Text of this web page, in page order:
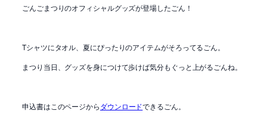
ごんごまつりのオフィシャルグッズが登場したごん！
Tシャツにタオル、夏にぴったりのアイテムがそろってるごん。
まつり当日、グッズを身につけて歩けば気分もぐっと上がるごんね。
申込書はこのページからダウンロードできるごん。